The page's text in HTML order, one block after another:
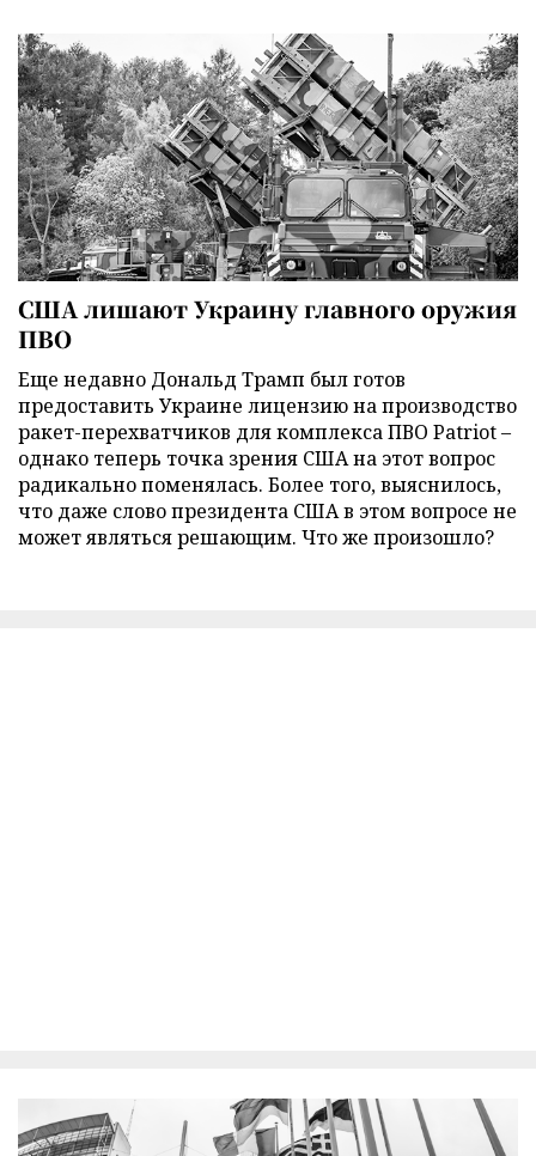
США лишают Украину главного оружия
ПВО
Еще недавно Дональд Трамп был готов
предоставить Украине лицензию на производство
ракет-перехватчиков для комплекса ПВО Patriot –
однако теперь точка зрения США на этот вопрос
радикально поменялась. Более того, выяснилось,
что даже слово президента США в этом вопросе не
может являться решающим. Что же произошло?